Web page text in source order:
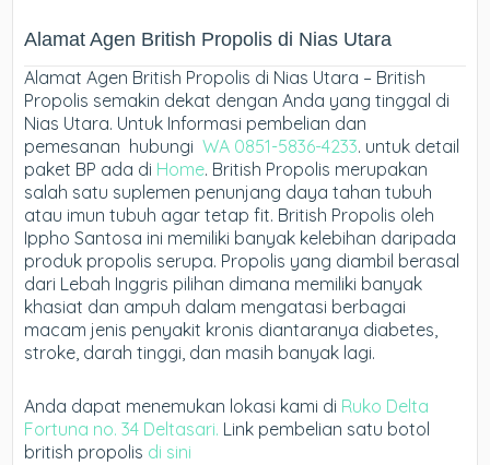
Alamat Agen British Propolis di Nias Utara
Alamat Agen British Propolis di Nias Utara – British
Propolis semakin dekat dengan Anda yang tinggal di
Nias Utara. Untuk Informasi pembelian dan
pemesanan hubungiWA 0851-5836-4233. untuk detail
paket BP ada di Home. British Propolis merupakan
salah satu suplemen penunjang daya tahan tubuh
atau imun tubuh agar tetap fit. British Propolis oleh
Ippho Santosa ini memiliki banyak kelebihan daripada
produk propolis serupa. Propolis yang diambil berasal
dari Lebah Inggris pilihan dimana memiliki banyak
khasiat dan ampuh dalam mengatasi berbagai
macam jenis penyakit kronis diantaranya diabetes,
stroke, darah tinggi, dan masih banyak lagi.
Anda dapat menemukan lokasi kami di Ruko Delta
Fortuna no. 34 Deltasari. Link pembelian satu botol
british propolis di sini